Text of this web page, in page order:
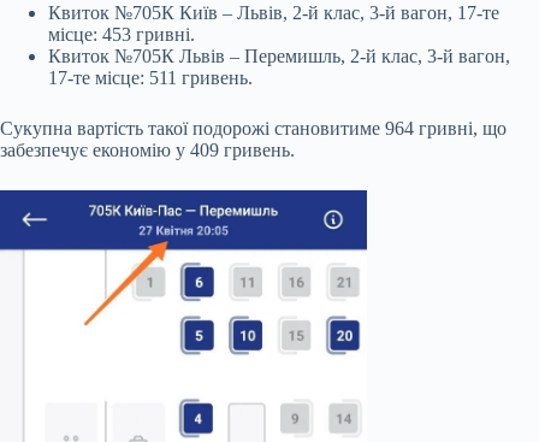
Квиток №705К Київ – Львів, 2-й клас, 3-й вагон, 17-те
місце: 453 гривні.
Квиток №705К Львів – Перемишль, 2-й клас, 3-й вагон,
17-те місце: 511 гривень.
Сукупна вартість такої подорожі становитиме 964 гривні, що
забезпечує економію у 409 гривень.